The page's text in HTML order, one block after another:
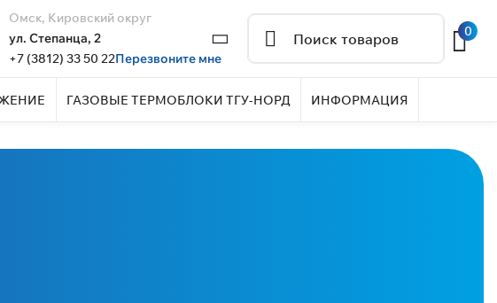
Омск, Кировский округ
ул. Степанца, 2
+7 (3812) 33 50 22Перезвоните мне
0
ГАЗОВЫЕ ТЕРМОБЛОКИ ТГУ-НОРД ИНФОРМАЦИЯ